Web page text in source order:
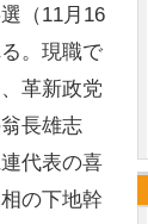
（11月16
。現職で
革新政党
長雄志
代表の喜
の下地幹